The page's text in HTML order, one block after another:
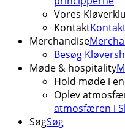
Vores
Kontakt
Merchandise
Besøg
Møde & hospitality
Hold møde i
Oplev
atmosfæren i
SøgSøg